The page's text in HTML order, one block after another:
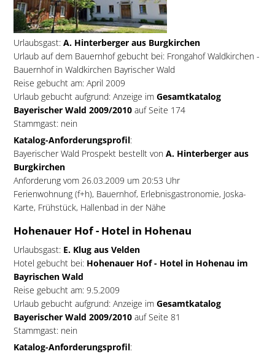
Urlaubsgast:A. Hinterberger aus Burgkirchen
Urlaub auf dem Bauernhof gebucht bei: Frongahof Waldkirchen -
Bauernhof in Waldkirchen Bayrischer Wald
Reise gebucht am: April 2009
Urlaub gebucht aufgrund: Anzeige im Gesamtkatalog
Bayerischer Wald 2009/2010auf Seite 174
Stammgast: nein
Katalog-Anforderungsprofil:
Bayerischer Wald Prospekt bestellt von A. Hinterberger aus
Burgkirchen
Anforderung vom 26.03.2009 um 20:53 Uhr
Ferienwohnung (f+h), Bauernhof, Erlebnisgastronomie, Joska-
Karte, Frühstück, Hallenbad in der Nähe
Hohenauer Hof - Hotel in Hohenau
Urlaubsgast:E. Klug aus Velden
Hotel gebucht bei:Hohenauer Hof - Hotel in Hohenau im
Bayrischen Wald
Reise gebucht am: 9.5.2009
Urlaub gebucht aufgrund: Anzeige im Gesamtkatalog
Bayerischer Wald 2009/2010auf Seite 81
Stammgast: nein
Katalog-Anforderungsprofil: